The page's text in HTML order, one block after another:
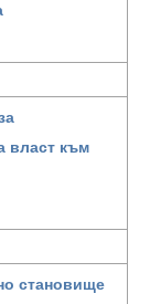
власт към
становище